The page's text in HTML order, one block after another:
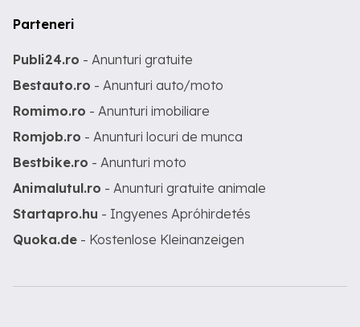
Parteneri
Publi24.ro - Anunturi gratuite
Bestauto.ro - Anunturi auto/moto
Romimo.ro - Anunturi imobiliare
Romjob.ro - Anunturi locuri de munca
Bestbike.ro - Anunturi moto
Animalutul.ro - Anunturi gratuite animale
Startapro.hu - Ingyenes Apróhirdetés
Quoka.de - Kostenlose Kleinanzeigen